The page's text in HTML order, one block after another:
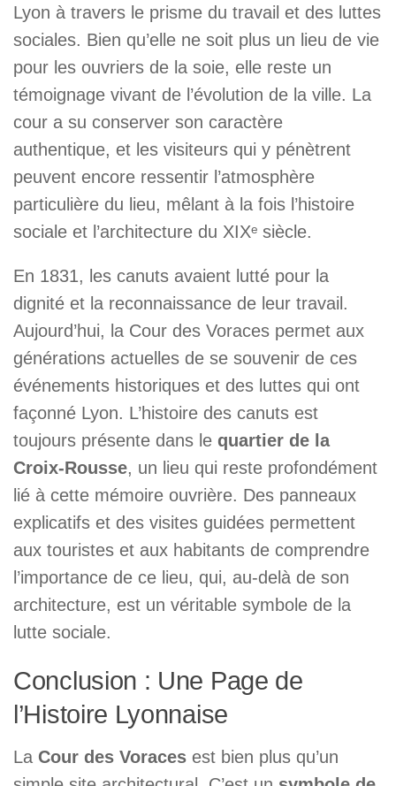
Lyon à travers le prisme du travail et des luttes
sociales. Bien qu’elle ne soit plus un lieu de vie
pour les ouvriers de la soie, elle reste un
témoignage vivant de l’évolution de la ville. La
cour a su conserver son caractère
authentique, et les visiteurs qui y pénètrent
peuvent encore ressentir l’atmosphère
particulière du lieu, mêlant à la fois l’histoire
sociale et l’architecture du XIXᵉ siècle.
En 1831, les canuts avaient lutté pour la
dignité et la reconnaissance de leur travail.
Aujourd’hui, la Cour des Voraces permet aux
générations actuelles de se souvenir de ces
événements historiques et des luttes qui ont
façonné Lyon. L’histoire des canuts est
toujours présente dans le quartier de la
Croix-Rousse, un lieu qui reste profondément
lié à cette mémoire ouvrière. Des panneaux
explicatifs et des visites guidées permettent
aux touristes et aux habitants de comprendre
l’importance de ce lieu, qui, au-delà de son
architecture, est un véritable symbole de la
lutte sociale.
Conclusion : Une Page de
l’Histoire Lyonnaise
La Cour des Voraces est bien plus qu’un